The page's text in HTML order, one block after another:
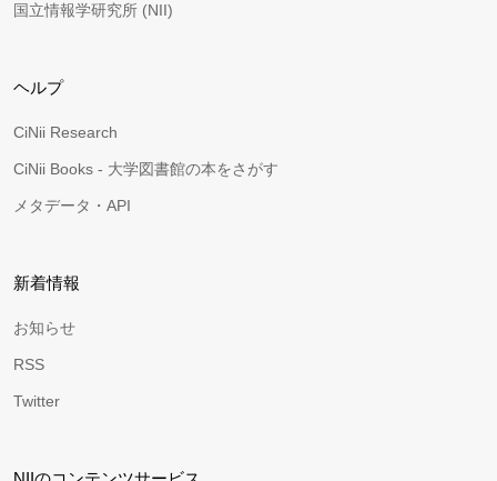
国立情報学研究所 (NII)
ヘルプ
CiNii Research
CiNii Books - 大学図書館の本をさがす
メタデータ・API
新着情報
お知らせ
RSS
Twitter